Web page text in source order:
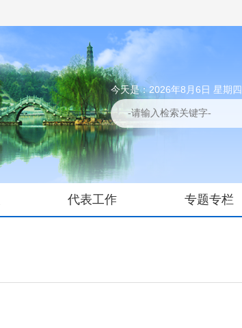
今天是：2026年8月6日 星期四
代表工作 专题专栏